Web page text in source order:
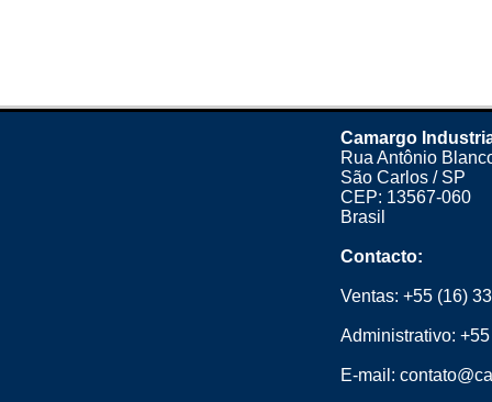
Camargo
Rua Antônio
São Carlos / SP
CEP: 13567-060
Brasil
Contacto:
Ventas: +55 (16)
Administrativo:
E-mail: